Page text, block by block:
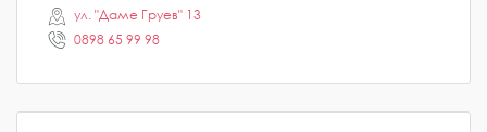
ул. "Даме Груев" 13
0898 65 99 98